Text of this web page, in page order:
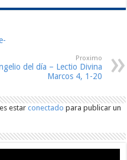
Proximo
del día – Lectio Divina
Marcos 4, 1-20
estarconectado para publicar un